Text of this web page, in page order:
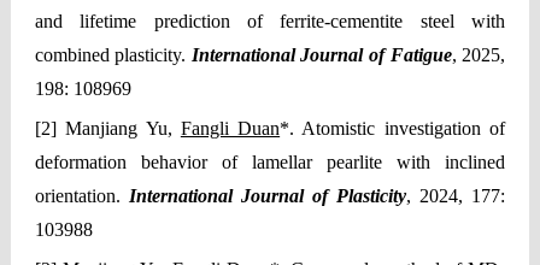
and lifetime prediction of ferrite-cementite steel with
combined plasticity. International Journal of Fatigue, 2025,
198: 108969
[2] Manjiang Yu, Fangli Duan*. Atomistic investigation of
deformation behavior of lamellar pearlite with inclined
orientation. International Journal of Plasticity, 2024, 177:
103988